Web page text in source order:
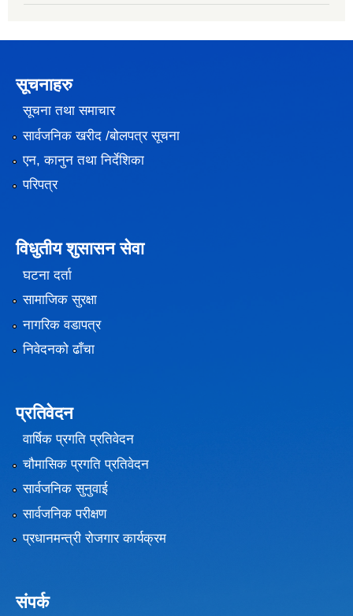
सूचनाहरु
सूचना तथा समाचार
सार्वजनिक खरीद /बोलपत्र सूचना
एन, कानुन तथा निर्देशिका
परिपत्र
विधुतीय शुसासन सेवा
घटना दर्ता
सामाजिक सुरक्षा
नागरिक वडापत्र
निवेदनको ढाँचा
प्रतिवेदन
वार्षिक प्रगति प्रतिवेदन
चौमासिक प्रगति प्रतिवेदन
सार्वजनिक सुनुवाई
सार्वजनिक परीक्षण
प्रधानमन्त्री रोजगार कार्यक्रम
संपर्क